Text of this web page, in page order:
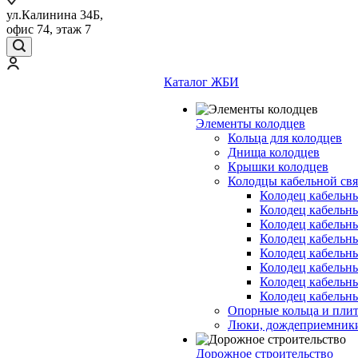
ул.Калинина 34Б,
офис 74, этаж 7
Каталог ЖБИ
Элементы колодцев
Кольца для колодцев
Днища колодцев
Крышки колодцев
Колодцы кабельной
Колодец
Колодец
Колодец
Колодец
Колодец
Колодец
Колодец
Колодец
Опорные кольца и
Люки,
Дорожное строительство